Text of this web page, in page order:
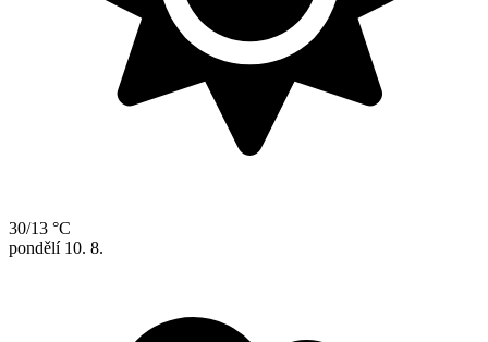
30/13 °C
pondělí 10. 8.